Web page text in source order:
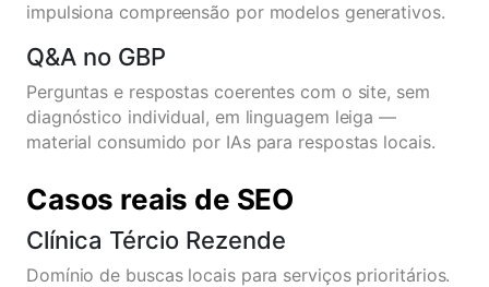
impulsiona compreensão por modelos generativos.
Q&A no GBP
Perguntas e respostas coerentes com o site, sem
diagnóstico individual, em linguagem leiga —
material consumido por IAs para respostas locais.
Casos reais de SEO
Clínica Tércio Rezende
Domínio de buscas locais para serviços prioritários.